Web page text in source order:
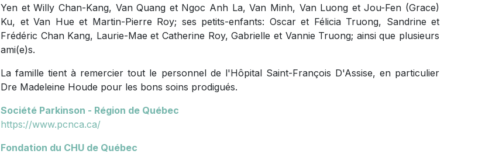
Yen et Willy Chan-Kang, Van Quang et Ngoc Anh La, Van Minh, Van Luong et Jou-Fen (Grace)
Ku, et Van Hue et Martin-Pierre Roy; ses petits-enfants: Oscar et Félicia Truong, Sandrine et
Frédéric Chan Kang, Laurie-Mae et Catherine Roy, Gabrielle et Vannie Truong; ainsi que plusieurs
ami(e)s.
La famille tient à remercier tout le personnel de l'Hôpital Saint-François D'Assise, en particulier
Dre Madeleine Houde pour les bons soins prodigués.
Société Parkinson - Région de Québec
https://www.pcnca.ca/
Fondation du CHU de Québec